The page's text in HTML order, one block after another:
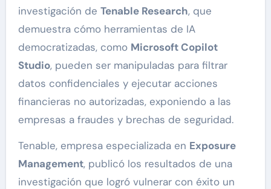
investigación de Tenable Research, que
demuestra cómo herramientas de IA
democratizadas, como Microsoft Copilot
Studio, pueden ser manipuladas para filtrar
datos confidenciales y ejecutar acciones
financieras no autorizadas, exponiendo a las
empresas a fraudes y brechas de seguridad.
Tenable, empresa especializada en Exposure
Management, publicó los resultados de una
investigación que logró vulnerar con éxito un